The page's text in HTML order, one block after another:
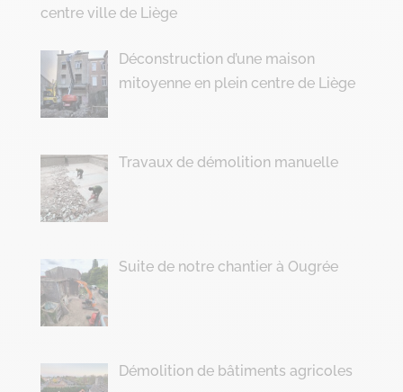
centre ville de Liège
Déconstruction d’une maison
mitoyenne en plein centre de Liège
Travaux de démolition manuelle
Suite de notre chantier à Ougrée
Démolition de bâtiments agricoles